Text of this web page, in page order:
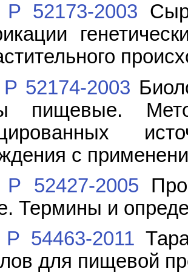
52173-2003
52174-2003
пищевые.
с
52427-2005
Термины и
54463-2011
для пищевой